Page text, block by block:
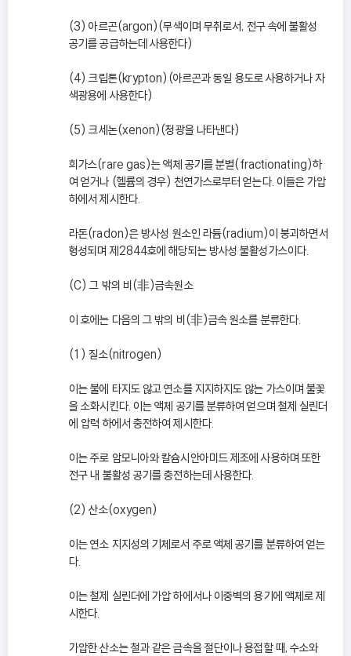
(3) 아르곤(argon)(무색이며 무취로서, 전구 속에 불활성
공기를 공급하는데 사용한다)
(4) 크립톤(krypton)(아르곤과 동일 용도로 사용하거나 자
색광용에 사용한다)
(5) 크세논(xenon)(청광을 나타낸다)
희가스(rare gas)는 액체 공기를 분별(fractionating)하
여 얻거나 (헬륨의 경우) 천연가스로부터 얻는다. 이들은 가압
하에서 제시한다.
라돈(radon)은 방사성 원소인 라듐(radium)이 붕괴하면서
형성되며 제2844호에 해당되는 방사성 불활성가스이다.
(C) 그 밖의 비(非)금속원소
이 호에는 다음의 그 밖의 비(非)금속 원소를 분류한다.
(1) 질소(nitrogen)
이는 불에 타지도 않고 연소를 지지하지도 않는 가스이며 불꽃
을 소화시킨다. 이는 액체 공기를 분류하여 얻으며 철제 실린더
에 압력 하에서 충전하여 제시한다.
이는 주로 암모니아와 칼슘시안아미드 제조에 사용하며 또한
전구 내 불활성 공기를 충전하는데 사용한다.
(2) 산소(oxygen)
이는 연소 지지성의 기체로서 주로 액체 공기를 분류하여 얻는
다.
이는 철제 실린더에 가압 하에서나 이중벽의 용기에 액체로 제
시한다.
가압한 산소는 철과 같은 금속을 절단이나 용접할 때, 수소와